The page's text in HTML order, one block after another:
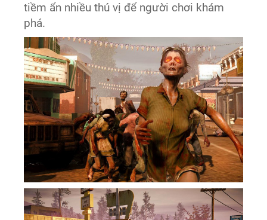
tiềm ẩn nhiều thú vị để người chơi khám
phá.